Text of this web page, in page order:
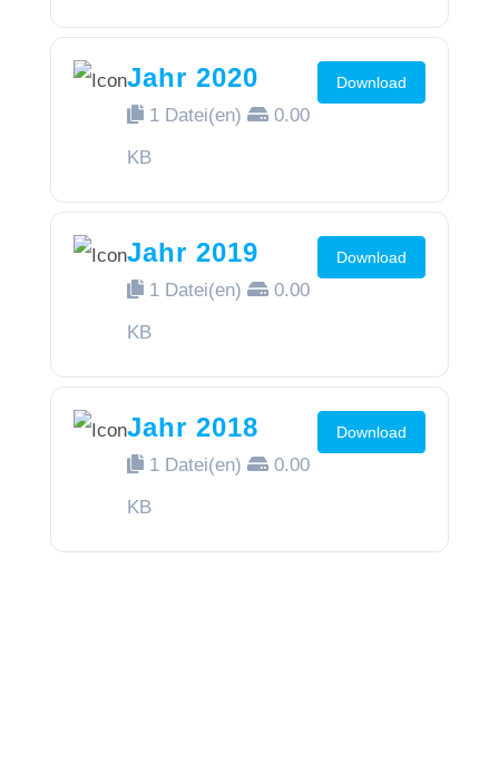
Jahr 2020
1 Datei(en)
0.00
KB
Download
Jahr 2019
1 Datei(en)
0.00
KB
Download
Jahr 2018
1 Datei(en)
0.00
KB
Download